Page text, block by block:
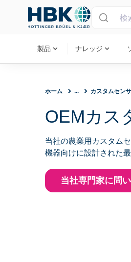
製品 expand_more ナレッジ expand_more
ホーム ... カスタムセンサ
OEMカス
当社の農業用カスタム
機器向けに設計された
当社専門家に問